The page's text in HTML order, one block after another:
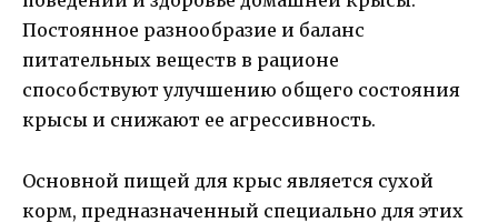
Постоянное разнообразие и баланс
питательных веществ в рационе
способствуют улучшению общего состояния
крысы и снижают ее агрессивность.
Основной пищей для крыс является сухой
корм, предназначенный специально для этих